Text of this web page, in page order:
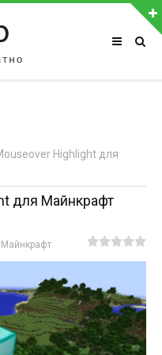
Регистрация
Highlight для
для Майнкрафт